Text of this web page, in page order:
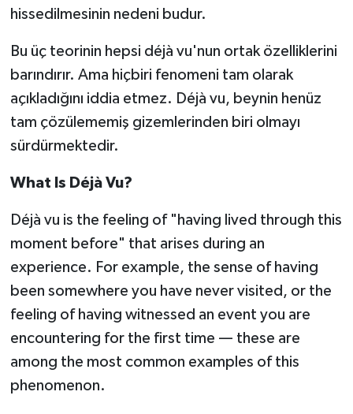
hissedilmesinin nedeni budur.
Bu üç teorinin hepsi déjà vu'nun ortak özelliklerini
barındırır. Ama hiçbiri fenomeni tam olarak
açıkladığını iddia etmez. Déjà vu, beynin henüz
tam çözülememiş gizemlerinden biri olmayı
sürdürmektedir.
What Is Déjà Vu?
Déjà vu is the feeling of "having lived through this
moment before" that arises during an
experience. For example, the sense of having
been somewhere you have never visited, or the
feeling of having witnessed an event you are
encountering for the first time — these are
among the most common examples of this
phenomenon.